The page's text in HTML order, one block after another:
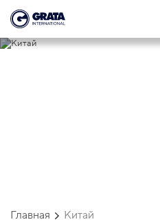
Главная Китай